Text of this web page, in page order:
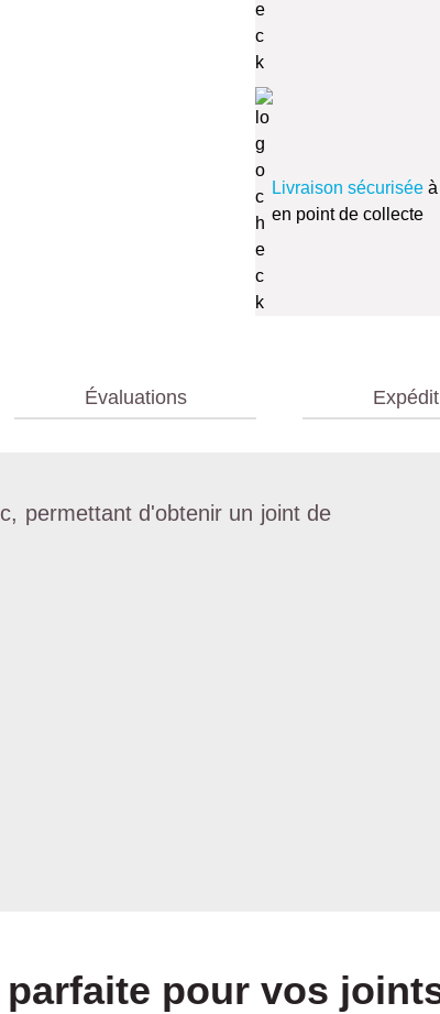
Livraison sécurisée
en point de collecte
Évaluations
permettant d'obtenir un joint de
pour vos